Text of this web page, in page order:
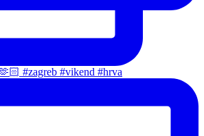
#zagreb #vikend #hrva